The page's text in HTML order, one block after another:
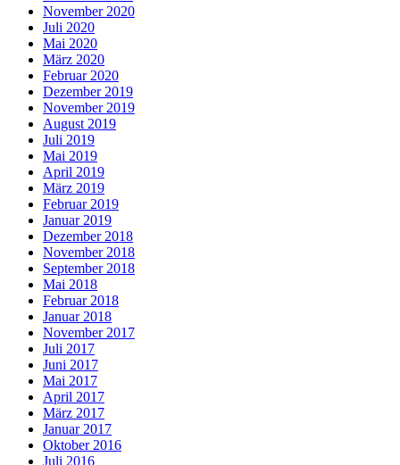
November 2020
Juli 2020
Mai 2020
März 2020
Februar 2020
Dezember 2019
November 2019
August 2019
Juli 2019
Mai 2019
April 2019
März 2019
Februar 2019
Januar 2019
Dezember 2018
November 2018
September 2018
Mai 2018
Februar 2018
Januar 2018
November 2017
Juli 2017
Juni 2017
Mai 2017
April 2017
März 2017
Januar 2017
Oktober 2016
Juli 2016